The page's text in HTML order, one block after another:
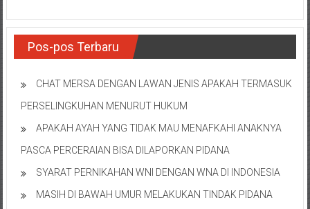
Kalimantan
Selatan/
Samarinda/Jawa
jawa
Timur/
Pos-pos Terbaru
CHAT MERSA DENGAN LAWAN JENIS APAKAH TERMASUK
PERSELINGKUHAN MENURUT HUKUM
APAKAH AYAH YANG TIDAK MAU MENAFKAHI ANAKNYA
PASCA PERCERAIAN BISA DILAPORKAN PIDANA
SYARAT PERNIKAHAN WNI DENGAN WNA DI INDONESIA
MASIH DI BAWAH UMUR MELAKUKAN TINDAK PIDANA